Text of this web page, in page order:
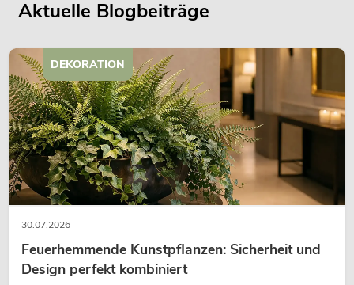
Aktuelle Blogbeiträge
30.07.2026
Feuerhemmende Kunstpflanzen: Sicherheit und
Design perfekt kombiniert
DEKORATION